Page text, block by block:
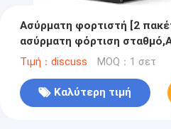
Ασύρματη φορτιστή [2
ασύρματη φόρτιση
συμβατό με iPhone 15/15
Τιμή：discuss MOQ：1 σετ
Καλύτερη τιμή